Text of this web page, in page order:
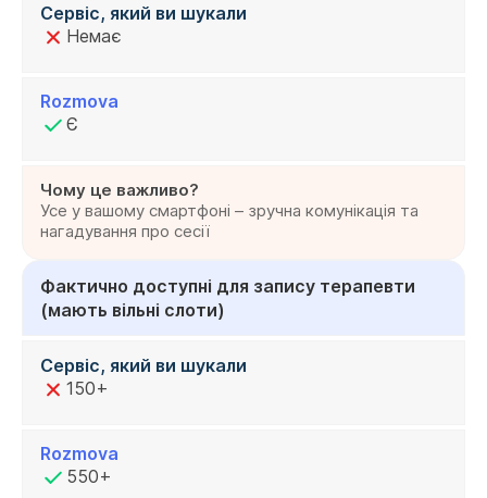
Сервіс, який ви шукали
Немає
Rozmova
Є
Чому це важливо?
Усе у вашому смартфоні – зручна комунікація та
нагадування про сесії
Фактично доступні для запису терапевти
(мають вільні слоти)
Сервіс, який ви шукали
150+
Rozmova
550+